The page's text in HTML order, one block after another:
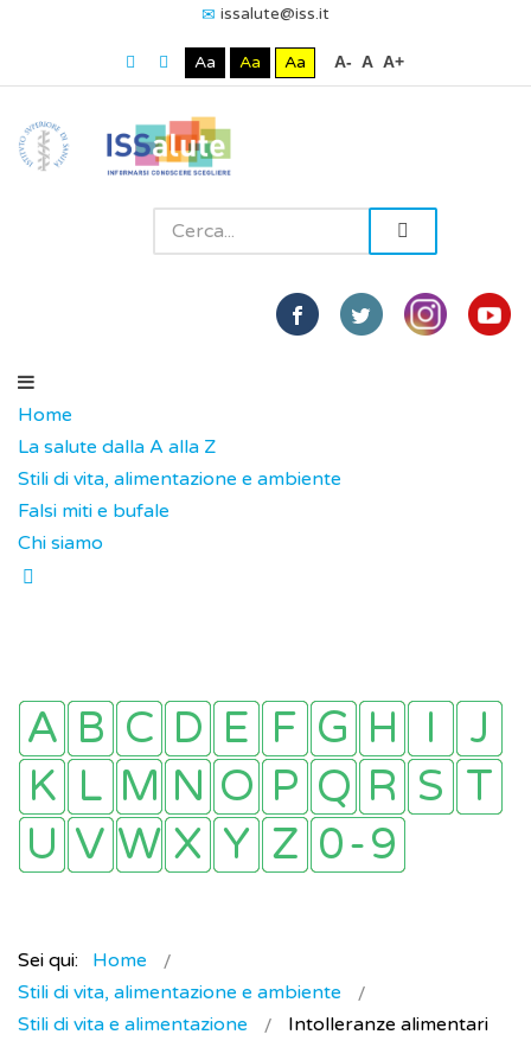
issalute@iss.it
Aa Aa Aa A- A A+
Home
La salute dalla A alla Z
Stili di vita, alimentazione e ambiente
Falsi miti e bufale
Chi siamo
Sei qui:
Home
Stili di vita, alimentazione e ambiente
Stili di vita e alimentazione
Intolleranze alimentari